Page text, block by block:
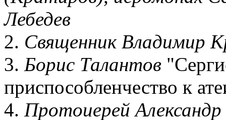
Лебедев
2. Священник Владимир
3. Борис Талантов
приспособленчество к
4. Протоиерей Александр